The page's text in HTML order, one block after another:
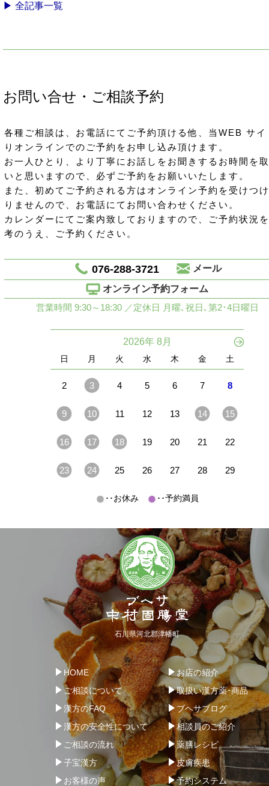
▶ 全記事一覧
お問い合せ・ご相談予約
各種ご相談は、お電話にてご予約頂ける他、当WEB サイ
りオンラインでのご予約をお申し込み頂けます。
お一人ひとり、より丁寧にお話しをお聞きするお時間を
いと思いますので、必ずご予約をお願いいたします。
また、初めてご予約される方はオンライン予約を受けつ
りませんので、お電話にてお問い合わせください。
カレンダーにてご案内致しておりますので、ご予約状況
考のうえ、ご予約ください。
076-288-3721
メール
オンライン予約フォーム
営業時間 9:30～18:30 ／定休日 月曜､祝日､第2･4日曜日
2026年 8月
日 月 火 水 木 金 土
2 3 4 5 6 7 8
9 10 11 12 13 14 15
16 17 18 19 20 21 22
23 24 25 26 27 28 29
･･お休み ･･予約満員
石川県河北郡津幡町
HOME
お店の紹介
ご相談について
取扱い漢方薬･商品
漢方のFAQ
ブヘサブログ
漢方の安全性について
相談員のご紹介
ご相談の流れ
薬膳レシピ
子宝漢方
皮膚疾患
お客様の声
予約システム